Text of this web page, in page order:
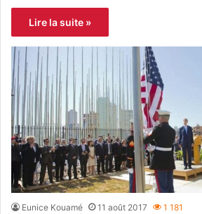
Lire la suite »
Eunice Kouamé 11 août 2017 1 181